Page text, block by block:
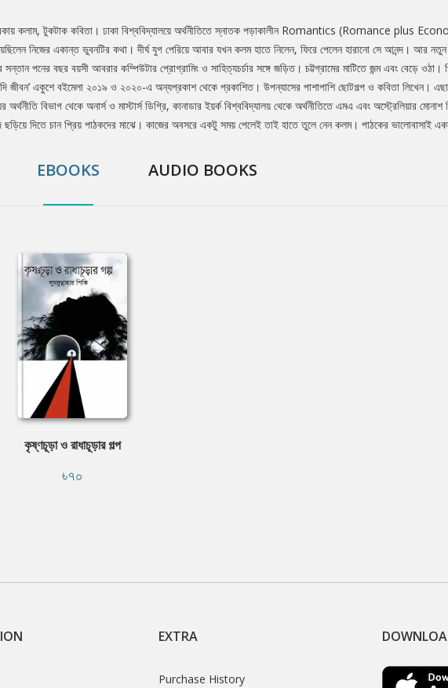
কলাম, টুকটাক কবিতা। ঢাকা বিশ্ববিদ্যালয়ে অর্থনীতিতে স্নাতক পড়াকালীন Romantics (Romance plus
নিজের একান্ত ভুবনটির কথা। দীর্ঘ যুগ পেরিয়ে আবার যখন কলম হাতে নিলেন, ফিরে পেলেন হারানাে সে আনন্দ। আর
পনের বছর বয়সী আবরার কম্পিউটার প্রােগ্রামিং ও সাহিত্যচর্চার সঙ্গে জড়িত। চট্টগ্রামের মাটিতে জন্ম এবং বেড়ে
জীবন’ একুশে বইমেলা ২০১৯ ও ২০২০-এ অন্যপ্রকাশ থেকে প্রকাশিত। উপন্যাসের পাশাপাশি ছােটগল্প ও কবিতা লিখেন।
বিভাগ থেকে অনার্স ও মাস্টার্স ডিগ্রি, কানাডার ইয়র্ক বিশ্ববিদ্যালয় থেকে অর্থনীতিতে এমএ এবং অস্ট্রেলিয়ার মােনাশ
দিতে চান প্রিয় পাঠকদের মাঝে। কাজের অবসরে একটু সময় পেলেই তাই হাতে তুলে নেন কলম। পাঠকের ভালােবাসাই
EBOOKS AUDIO BOOKS
কৃষ্ণচূড়া ও রাধাচূড়ার গল্প
৳৭০
EXTRA
Purchase History